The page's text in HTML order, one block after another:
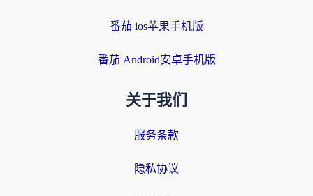
番茄 ios苹果手机版
番茄 Android安卓手机版
关于我们
服务条款
隐私协议